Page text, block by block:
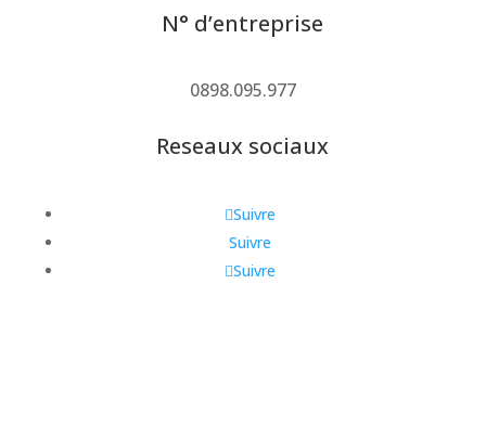
N° d’entreprise
0898.095.977
Reseaux sociaux
Suivre
Suivre
Suivre